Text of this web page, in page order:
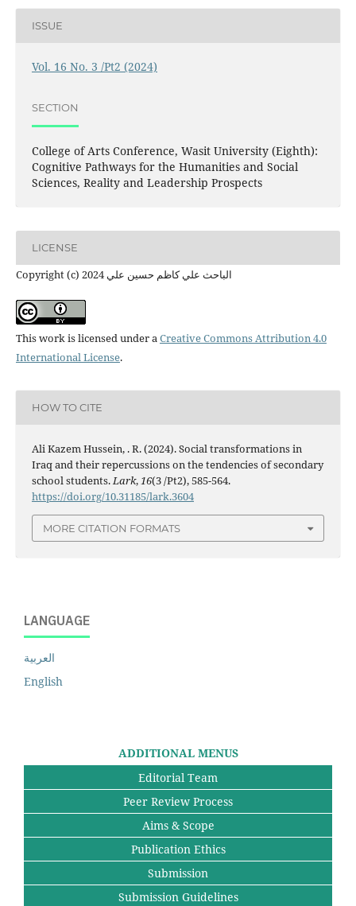
ISSUE
Vol. 16 No. 3 /Pt2 (2024)
SECTION
College of Arts Conference, Wasit University (Eighth):
Cognitive Pathways for the Humanities and Social
Sciences, Reality and Leadership Prospects
LICENSE
Copyright (c) 2024 الباحث علي كاظم حسين علي
This work is licensed under aCreative Commons Attribution 4.0
International License.
HOW TO CITE
Ali Kazem Hussein, . R. (2024). Social transformations in
Iraq and their repercussions on the tendencies of secondary
school students.Lark,16(3 /Pt2), 585-564.
https://doi.org/10.31185/lark.3604
MORE CITATION FORMATS
LANGUAGE
العربية
English
ADDITIONAL MENUS
Editorial Team
Peer Review Process
Aims & Scope
Publication Ethics
Submission
Submission Guidelines